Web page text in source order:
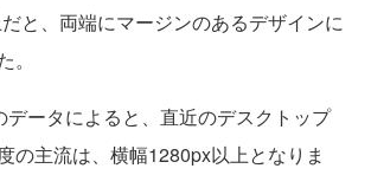
と、両端にマージンのあるデザインに
ータによると、直近のデスクトップ
の主流は、横幅1280px以上となりま